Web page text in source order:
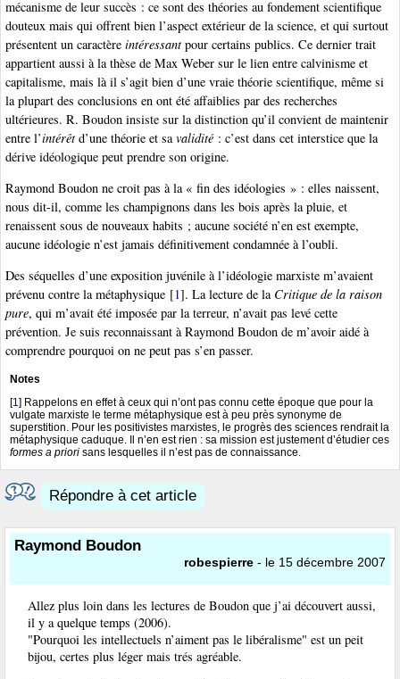
mécanisme de leur succès : ce sont des théories au fondement scientifique
douteux mais qui offrent bien l’aspect extérieur de la science, et qui surtout
présentent un caractère intéressantpour certains publics. Ce dernier trait
appartient aussi à la thèse de Max Weber sur le lien entre calvinisme et
capitalisme, mais là il s’agit bien d’une vraie théorie scientifique, même si
la plupart des conclusions en ont été affaiblies par des recherches
ultérieures. R. Boudon insiste sur la distinction qu’il convient de maintenir
entre l’intérêtd’une théorie et sa validité: c’est dans cet interstice que la
dérive idéologique peut prendre son origine.
Raymond Boudon ne croit pas à la « fin des idéologies » : elles naissent,
nous dit-il, comme les champignons dans les bois après la pluie, et
renaissent sous de nouveaux habits ; aucune société n’en est exempte,
aucune idéologie n’est jamais définitivement condamnée à l’oubli.
Des séquelles d’une exposition juvénile à l’idéologie marxiste m’avaient
prévenu contre la métaphysique [1]. La lecture de la Critique de la raison
pure, qui m’avait été imposée par la terreur, n’avait pas levé cette
prévention. Je suis reconnaissant à Raymond Boudon de m’avoir aidé à
comprendre pourquoi on ne peut pas s’en passer.
Notes
[1] Rappelons en effet à ceux qui n’ont pas connu cette époque que pour la
vulgate marxiste le terme métaphysique est à peu près synonyme de
superstition. Pour les positivistes marxistes, le progrès des sciences rendrait la
métaphysique caduque. Il n’en est rien : sa mission est justement d’étudier ces
formes a priori sans lesquelles il n’est pas de connaissance.
Répondre à cet article
Raymond Boudon
robespierre - le 15 décembre 2007
Allez plus loin dans les lectures de Boudon que j’ai découvert aussi,
il y a quelque temps (2006).
"Pourquoi les intellectuels n’aiment pas le libéralisme" est un peit
bijou, certes plus léger mais trés agréable.